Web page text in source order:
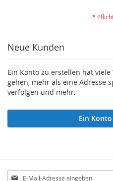
Neue Kunden
Ein Konto zu erstellen hat
gehen, mehr als eine Adresse
verfolgen und mehr.
Ein
Anmeldung